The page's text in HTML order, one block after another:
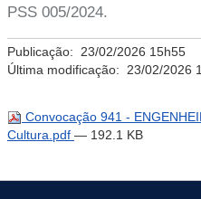
PSS 005/2024.
Publicação: 23/02/2026 15h55
Última modificação: 23/02/2026
Convocação 941 -
Cultura.pdf — 192.1 KB